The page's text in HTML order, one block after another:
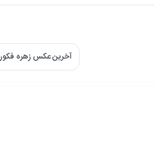
آخرین عکس زهره فکور